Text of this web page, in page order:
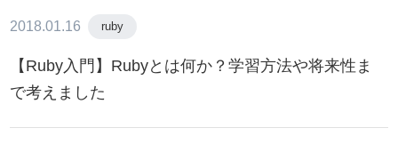
2018.01.16 ruby
【Ruby入門】Rubyとは何か？学習方法や将来性ま
で考えました